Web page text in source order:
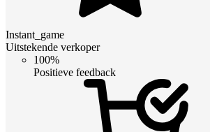
Instant_game
Uitstekende verkoper
100%
Positieve feedback